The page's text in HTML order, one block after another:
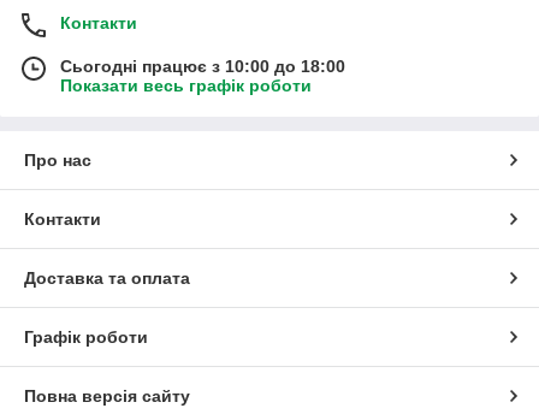
Контакти
Сьогодні працює з 10:00 до 18:00
Показати весь графік роботи
Про нас
Контакти
Доставка та оплата
Графік роботи
Повна версія сайту